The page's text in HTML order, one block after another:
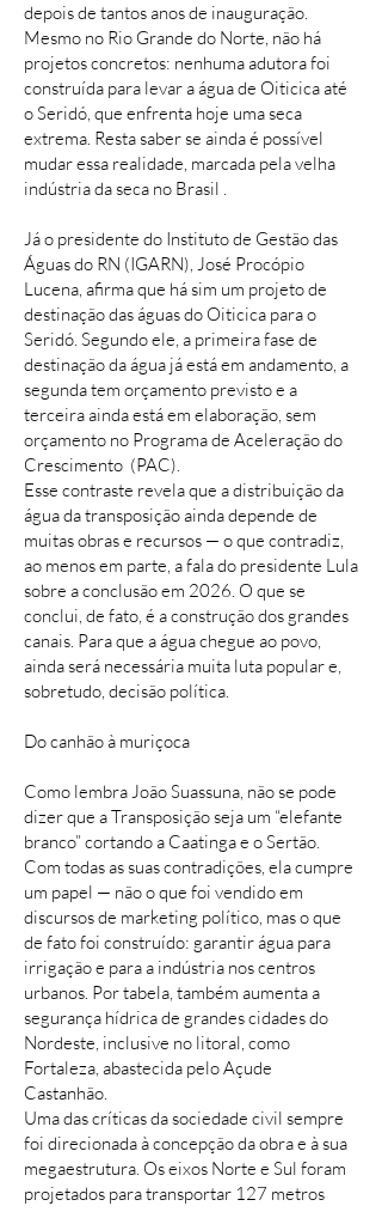
depois de tantos anos de inauguração.
Mesmo no Rio Grande do Norte, não há
projetos concretos: nenhuma adutora foi
construída para levar a água de Oiticica até
o Seridó, que enfrenta hoje uma seca
extrema. Resta saber se ainda é possível
mudar essa realidade, marcada pela velha
indústria da seca no Brasil .
Já o presidente do Instituto de Gestão das
Águas do RN (IGARN), José Procópio
Lucena, afirma que há sim um projeto de
destinação das águas do Oiticica para o
Seridó. Segundo ele, a primeira fase de
destinação da água já está em andamento, a
segunda tem orçamento previsto e a
terceira ainda está em elaboração, sem
orçamento no Programa de Aceleração do
Crescimento (PAC).
Esse contraste revela que a distribuição da
água da transposição ainda depende de
muitas obras e recursos — o que contradiz,
ao menos em parte, a fala do presidente Lula
sobre a conclusão em 2026. O que se
conclui, de fato, é a construção dos grandes
canais. Para que a água chegue ao povo,
ainda será necessária muita luta popular e,
sobretudo, decisão política.
Do canhão à muriçoca
Como lembra João Suassuna, não se pode
dizer que a Transposição seja um “elefante
branco” cortando a Caatinga e o Sertão.
Com todas as suas contradições, ela cumpre
um papel — não o que foi vendido em
discursos de marketing político, mas o que
de fato foi construído: garantir água para
irrigação e para a indústria nos centros
urbanos. Por tabela, também aumenta a
segurança hídrica de grandes cidades do
Nordeste, inclusive no litoral, como
Fortaleza, abastecida pelo Açude
Castanhão.
Uma das críticas da sociedade civil sempre
foi direcionada à concepção da obra e à sua
megaestrutura. Os eixos Norte e Sul foram
projetados para transportar 127 metros